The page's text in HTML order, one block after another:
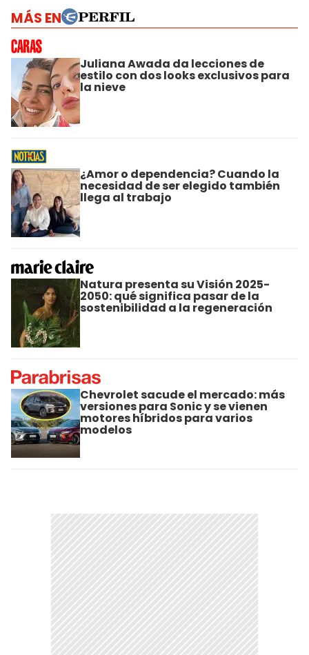
MÁS EN
Juliana Awada da lecciones de
estilo con dos looks exclusivos para
la nieve
¿Amor o dependencia? Cuando la
necesidad de ser elegido también
llega al trabajo
Natura presenta su Visión 2025-
2050: qué significa pasar de la
sostenibilidad a la regeneración
Chevrolet sacude el mercado: más
versiones para Sonic y se vienen
motores híbridos para varios
modelos